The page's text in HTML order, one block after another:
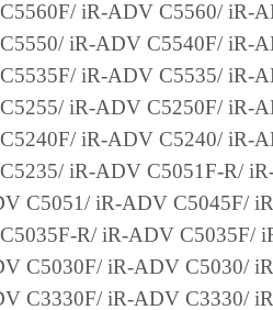
上記(3)によって本契約書が
フトウェア」およびその複
するものとします。
わらず、本契約書第2条、第
および第10条の規定は、
す。
RESTRICTED
ドユーザー”とは、米国政府
もしお客様が米国政府エン
iR-ADV C5560/ iR-
iR-ADV C5540F/ iR-
iR-ADV C5535/ iR-
iR-ADV C5250F/ iR-
iR-ADV C5240/ iR-
iR-ADV C5051F-R/
C5051/ iR-ADV C5045F/
R/ iR-ADV C5035F/
C5030F/ iR-ADV C5030/
C3330F/ iR-ADV C3330/